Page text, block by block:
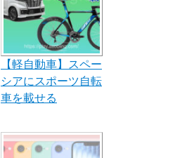
【軽自動車】スペー
シアにスポーツ自転
車を載せる